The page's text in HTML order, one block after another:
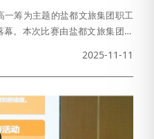
一筹为主题的盐都文旅集团职工
。本次比赛由盐都文旅集团主
旅服务高质量发展注入动力。
盐城宾馆、草房子酒店、蟒蛇
线大厨同台竞技PK，上演了一
2025-11-11